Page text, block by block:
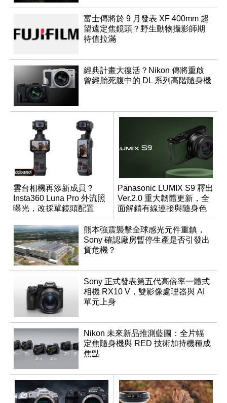
富士傳將於 9 月發表 XF 400mm 超
望遠定焦鏡頭？野生動物攝影師期
待值拉滿
經典計畫大復活？Nikon 傳將重啟
曾經胎死腹中的 DL 系列高階隨身機
雲台相機再添新成員？
Insta360 Luna Pro 外流照
曝光，改採單鏡頭配置
Panasonic LUMIX S9 釋出
Ver.2.0 重大韌體更新，全
面解鎖有線連接與隨身色
調編輯
熊本強震襲擊全球感光元件重鎮，
Sony 確認廠房暫停生產是否引發出
貨危機？
Sony 正式發表第五代高倍率一體式
相機 RX10 V，雙影像處理器與 AI
單元上身
Nikon 未來新品推測藍圖：全片幅
定焦隨身機與 RED 技術加持機種成
焦點